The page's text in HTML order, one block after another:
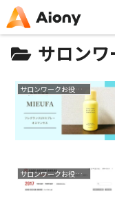
サロン
サロンワークお役立ち情報
サロンワークお役立ち情報